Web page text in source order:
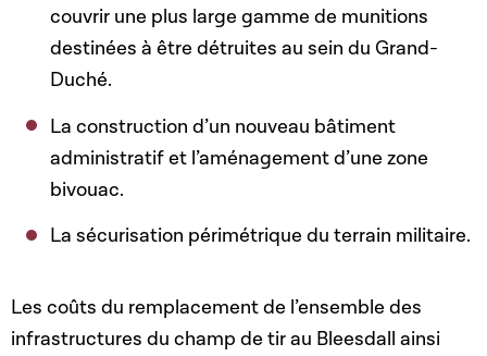
couvrir une plus large gamme de munitions
destinées à être détruites au sein du Grand-
Duché.
La construction d’un nouveau bâtiment
administratif et l’aménagement d’une zone
bivouac.
La sécurisation périmétrique du terrain militaire.
Les coûts du remplacement de l’ensemble des
infrastructures du champ de tir au Bleesdall ainsi